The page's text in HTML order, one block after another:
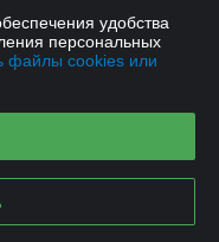
удобства
персональных
файлы cookies или